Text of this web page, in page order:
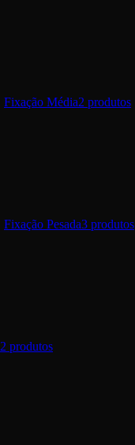
Fixação Média2 produtos
Fixação Pesada3 produtos
2 produtos